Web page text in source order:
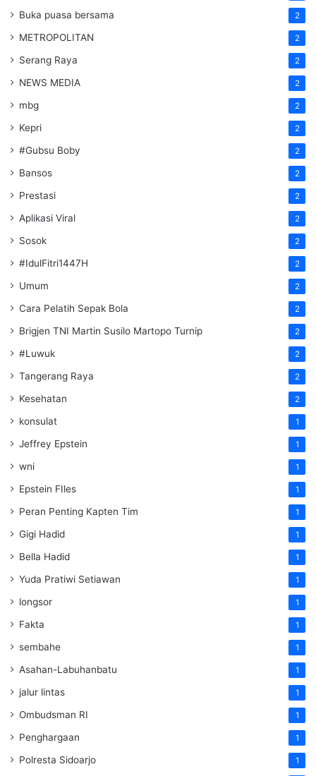
Buka puasa bersama 2
METROPOLITAN 2
Serang Raya 2
NEWS MEDIA 2
mbg 2
Kepri 2
#Gubsu Boby 2
Bansos 2
Prestasi 2
Aplikasi Viral 2
Sosok 2
#IdulFitri1447H 2
Umum 2
Cara Pelatih Sepak Bola 2
Brigjen TNI Martin Susilo Martopo Turnip 2
#Luwuk 2
Tangerang Raya 2
Kesehatan 2
konsulat 1
Jeffrey Epstein 1
wni 1
Epstein FIles 1
Peran Penting Kapten Tim 1
Gigi Hadid 1
Bella Hadid 1
Yuda Pratiwi Setiawan 1
longsor 1
Fakta 1
sembahe 1
Asahan-Labuhanbatu 1
jalur lintas 1
Ombudsman RI 1
Penghargaan 1
Polresta Sidoarjo 1